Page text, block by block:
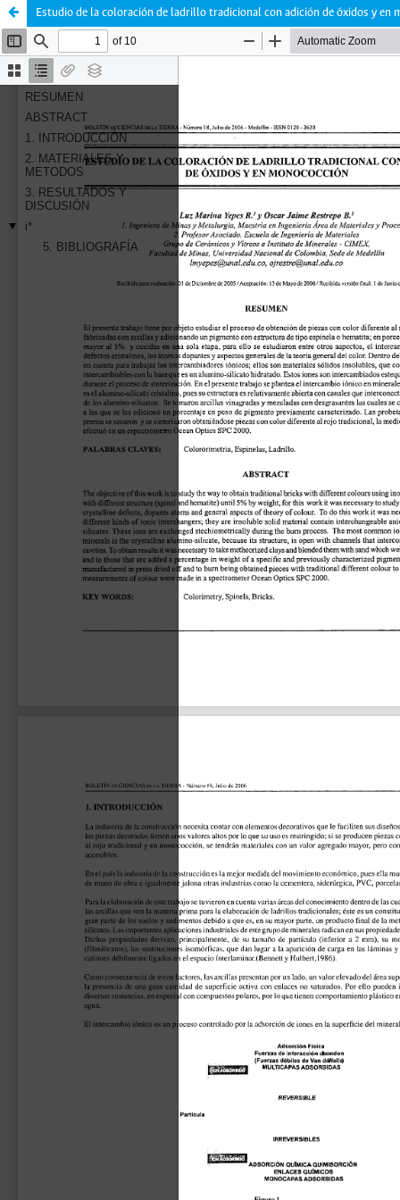
Estudio de la coloración de ladrillo tradicional con adición de óxidos y en